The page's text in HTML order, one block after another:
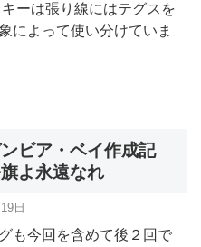
ーは張り線にはテグスを
によって使い分けていま
ビア・ベイ作成記
よ永遠なれ
日
も今回を含めて後２回で